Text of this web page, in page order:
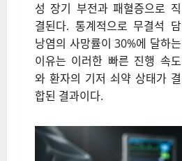
성 장기 부전과 패혈증으로 직
결된다. 통계적으로 무결석 담
낭염의 사망률이 30%에 달하는
이유는 이러한 빠른 진행 속도
와 환자의 기저 쇠약 상태가 결
합된 결과이다.